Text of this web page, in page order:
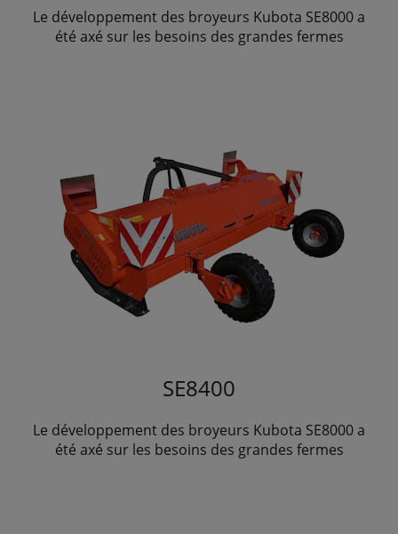
Le développement des broyeurs Kubota SE8000 a
été axé sur les besoins des grandes fermes
SE8400
Le développement des broyeurs Kubota SE8000 a
été axé sur les besoins des grandes fermes